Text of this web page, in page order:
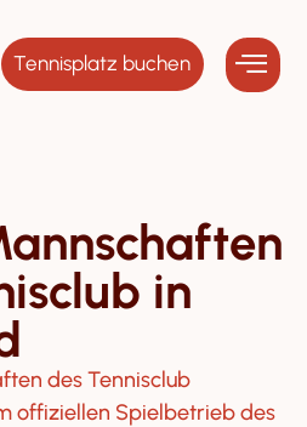
Tennisplatz buchen
in
des Tennisclub
offiziellen Spielbetrieb des